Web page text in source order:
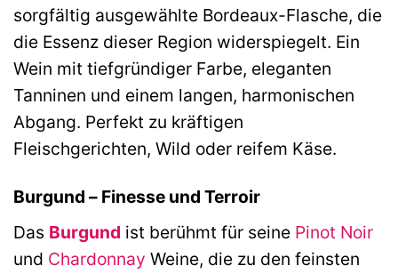
sorgfältig ausgewählte Bordeaux-Flasche, die
die Essenz dieser Region widerspiegelt. Ein
Wein mit tiefgründiger Farbe, eleganten
Tanninen und einem langen, harmonischen
Abgang. Perfekt zu kräftigen
Fleischgerichten, Wild oder reifem Käse.
Burgund – Finesse und Terroir
Das Burgund ist berühmt für seine Pinot Noir
und Chardonnay Weine, die zu den feinsten